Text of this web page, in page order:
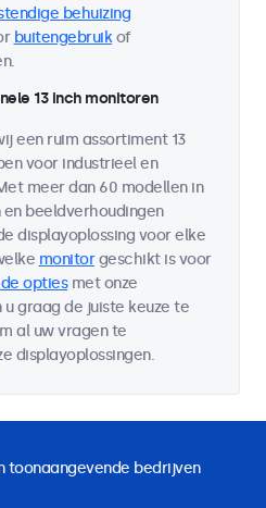
behuizing
buitengebruikof
13 inch monitoren
een ruim assortiment 13
voor industrieel en
meer dan 60 modellen in
beeldverhoudingen
displayoplossing voor elke
monitorgeschikt is voor
optiesmet onze
graag de juiste keuze te
al uw vragen te
displayoplossingen.
toonaangevende bedrijven